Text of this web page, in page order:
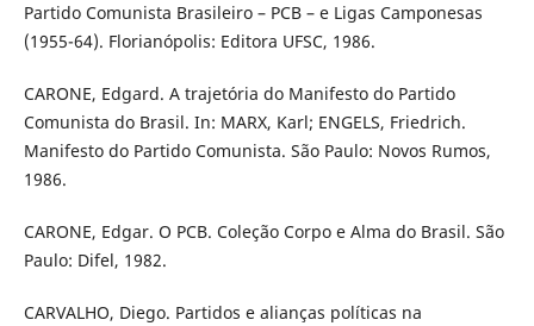
Partido Comunista Brasileiro – PCB – e Ligas Camponesas
(1955-64). Florianópolis: Editora UFSC, 1986.
CARONE, Edgard. A trajetória do Manifesto do Partido
Comunista do Brasil. In: MARX, Karl; ENGELS, Friedrich.
Manifesto do Partido Comunista. São Paulo: Novos Rumos,
1986.
CARONE, Edgar. O PCB. Coleção Corpo e Alma do Brasil. São
Paulo: Difel, 1982.
CARVALHO, Diego. Partidos e alianças políticas na